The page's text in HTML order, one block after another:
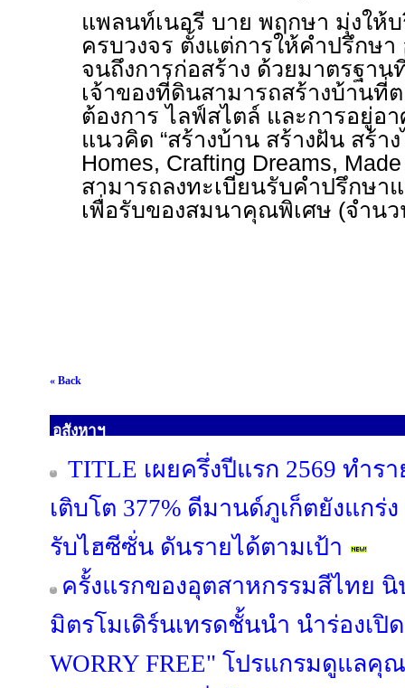
แพลนท์เนอรี บาย พฤกษา มุ่งให้
ครบวงจร ตั้งแต่การให้คำปรึกษา
จนถึงการก่อสร้าง ด้วยมาตรฐาน
เจ้าของที่ดินสามารถสร้างบ้านที่
ต้องการ ไลฟ์สไตล์ และการอยู่อ
แนวคิด “สร้างบ้าน สร้างฝัน สร้าง
Homes, Crafting Dreams,
สามารถลงทะเบียนรับคำปรึกษา
เพื่อรับของสมนาคุณพิเศษ (จำน
« Back
อสังหาฯ
TITLE เผยครึ่งปีแรก 2569 ทำร
เติบโต 377% ดีมานด์ภูเก็ตยังแกร่
รับไฮซีซั่น ดันรายได้ตามเป้า
ครั้งแรกของอุตสาหกรรมสีไทย
มิตรโมเดิร์นเทรดชั้นนำ นำร่องเปิ
WORRY FREE" โปรแกรมดูแล